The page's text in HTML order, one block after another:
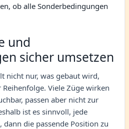
ob alle Sonderbedingungen
und
sicher umsetzen
nicht nur, was gebaut wird,
Viele Züge wirken
passen aber nicht zur
ist es sinnvoll, jede
dann die passende Position zu